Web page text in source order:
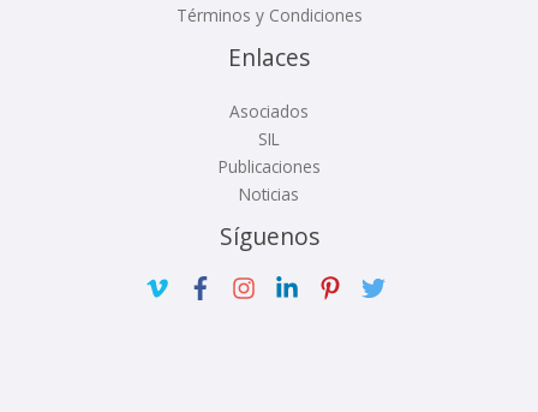
Términos y Condiciones
Enlaces
Asociados
SIL
Publicaciones
Noticias
Síguenos